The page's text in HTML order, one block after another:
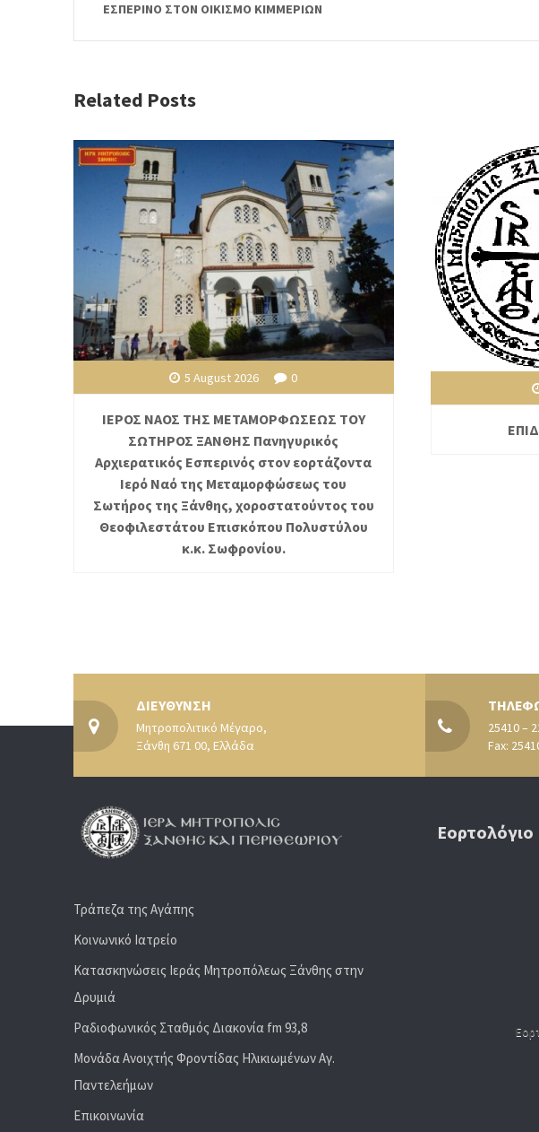
ΕΣΠΕΡΙΝΟ ΣΤΟΝ ΟΙΚΙΣΜΟ ΚΙΜΜΕΡΙΩΝ
Related Posts
5 August 2026 0
ΙΕΡΟΣ ΝΑΟΣ ΤΗΣ ΜΕΤΑΜΟΡΦΩΣΕΩΣ ΤΟΥ
ΣΩΤΗΡΟΣ ΞΑΝΘΗΣ Πανηγυρικός
Αρχιερατικός Εσπερινός στον εορτάζοντα
Ιερό Ναό της Μεταμορφώσεως του
Σωτήρος της Ξάνθης, χοροστατούντος του
Θεοφιλεστάτου Επισκόπου Πολυστύλου
κ.κ. Σωφρονίου.
ΔΙΕΥΘΥΝΣΗ
Μητροπολιτικό Μέγαρο,
Ξάνθη 671 00, Ελλάδα
25410 –
Fax:
Τράπεζα της Αγάπης
Κοινωνικό Ιατρείο
Κατασκηνώσεις Ιεράς Μητροπόλεως Ξάνθης στην
Δρυμιά
Ραδιoφωνικός Σταθμός Διακονία fm 93,8
Μονάδα Ανοιχτής Φροντίδας Ηλικιωμένων Αγ.
Παντελεήμων
Επικοινωνία
Εορτολόγιο